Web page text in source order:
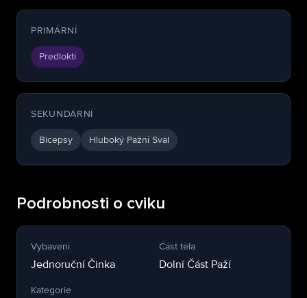
PRIMÁRNÍ
Předloktí
SEKUNDÁRNÍ
Bicepsy Hluboký Pažní Sval
Podrobnosti o cviku
Vybavení
Jednoruční Činka
Část těla
Dolní Část Paží
Kategorie